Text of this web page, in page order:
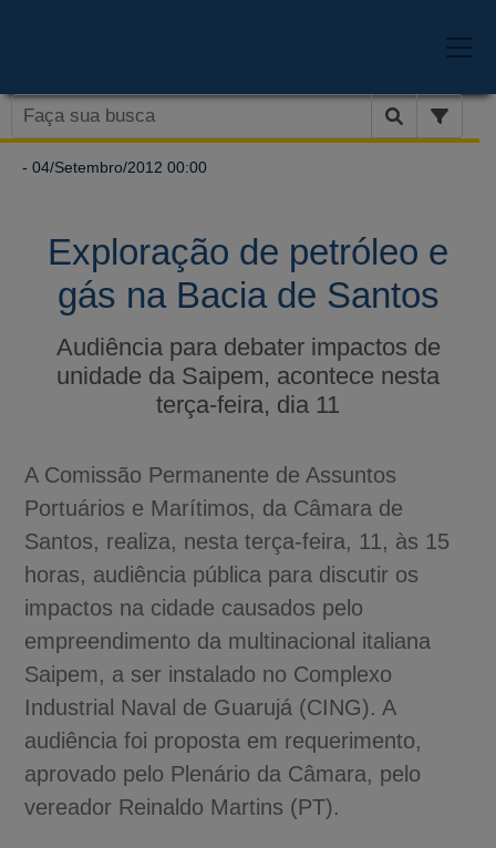
- 04/Setembro/2012 00:00
Exploração de petróleo e
gás na Bacia de Santos
Audiência para debater impactos de
unidade da Saipem, acontece nesta
terça-feira, dia 11
A Comissão Permanente de Assuntos
Portuários e Marítimos, da Câmara de
Santos, realiza, nesta terça-feira, 11, às 15
horas, audiência pública para discutir os
impactos na cidade causados pelo
empreendimento da multinacional italiana
Saipem, a ser instalado no Complexo
Industrial Naval de Guarujá (CING). A
audiência foi proposta em requerimento,
aprovado pelo Plenário da Câmara, pelo
vereador Reinaldo Martins (PT).